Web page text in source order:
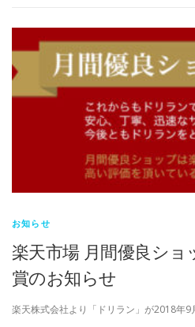
お知らせ
楽天市場 月間優良シ
賞のお知らせ
楽天株式会社より「ドリラン」が2018年